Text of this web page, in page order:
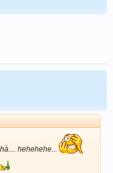
hehehehe...